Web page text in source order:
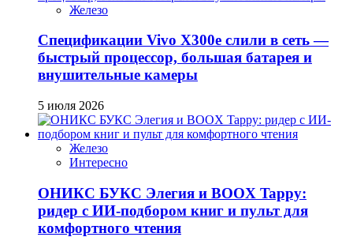
Железо
Спецификации Vivo X300e слили в сеть —
быстрый процессор, большая батарея и
внушительные камеры
5 июля 2026
Железо
Интересно
ОНИКС БУКС Элегия и BOOX Tappy:
ридер с ИИ-подбором книг и пульт для
комфортного чтения